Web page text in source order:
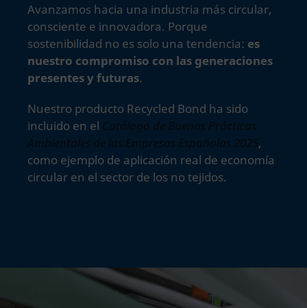
Avanzamos hacia una industria más circular,
consciente e innovadora. Porque
sostenibilidad no es solo una tendencia: es
nuestro compromiso con las generaciones
presentes y futuras.
Nuestro producto Recycled Bond ha sido
incluido en el Catálogo de Buenas Prácticas
Ambientales de las Empresas Españolas 2025,
como ejemplo de aplicación real de economía
circular en el sector de los no tejidos.